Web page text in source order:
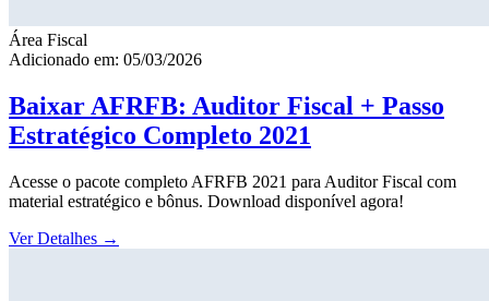
Área Fiscal
Adicionado em: 05/03/2026
Baixar AFRFB: Auditor Fiscal + Passo
Estratégico Completo 2021
Acesse o pacote completo AFRFB 2021 para Auditor Fiscal com
material estratégico e bônus. Download disponível agora!
Ver Detalhes →